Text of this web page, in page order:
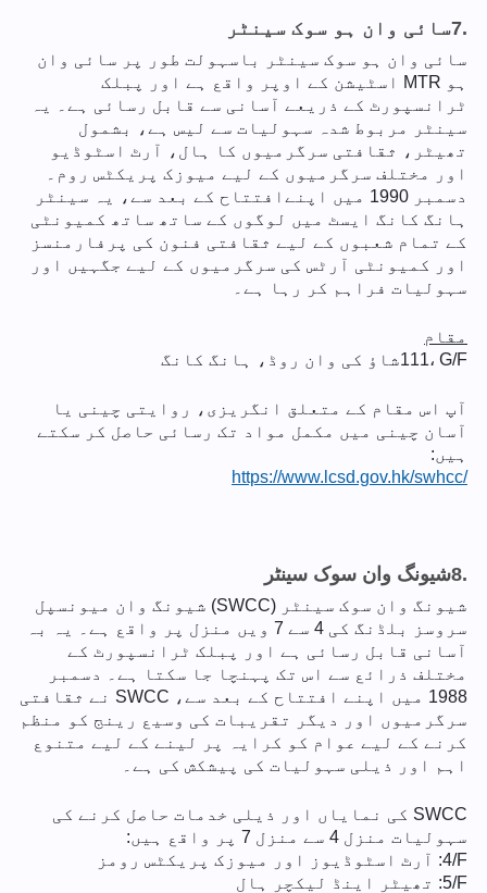
سائی وان ہو سوک سینٹر7.
سائی وان ہو سوک سینٹر باسہولت طور پر سائی وان
ہو MTR اسٹیشن کے اوپر واقع ہے اور پبلک
ٹرانسپورٹ کے ذریعے آسانی سے قابل رسائی ہے۔ یہ
سینٹر مربوط شدہ سہولیات سے لیس ہے، بشمول
تھیٹر، ثقافتی سرگرمیوں کا ہال، آرٹ اسٹوڈیو
اور مختلف سرگرمیوں کے لیے میوزک پریکٹس روم۔
دسمبر 1990 میں اپنےافتتاح کے بعد سے، یہ سینٹر
ہانگ کانگ ایسٹ میں لوگوں کے ساتھ ساتھ کمیونٹی
کے تمام شعبوں کے لیے ثقافتی فنون کی پرفارمنسز
اور کمیونٹی آرٹس کی سرگرمیوں کے لیے جگہیں اور
سہولیات فراہم کر رہا ہے۔
مقام
شاؤ کی وان روڈ، ہانگ کانگ111، G/F
آپ اس مقام کے متعلق انگریزی، روایتی چینی یا
آسان چینی میں مکمل مواد تک رسائی حاصل کر سکتے
ہیں:
https://www.lcsd.gov.hk/swhcc/
شیونگ وان سوک سینٹر8.
شیونگ وان سوک سینٹر (SWCC) شیونگ وان میونسپل
سروسز بلڈنگ کی 4 سے 7 ویں منزل پر واقع ہے۔ یہ بہ
آسانی قابل رسائی ہے اور پبلک ٹرانسپورٹ کے
مختلف ذرائع سے اس تک پہنچا جا سکتا ہے۔ دسمبر
1988 میں اپنے افتتاح کے بعد سے، SWCC نے ثقافتی
سرگرمیوں اور دیگر تقریبات کی وسیع رینج کو منظم
کرنے کے لیے عوام کو کرایہ پر لینے کے لیے متنوع
اہم اور ذیلی سہولیات کی پیشکش کی ہے۔
SWCC کی نمایاں اور ذیلی خدمات حاصل کرنے کی
سہولیات منزل 4 سے منزل 7 پر واقع ہیں:
: آرٹ اسٹوڈیوز اور میوزک پریکٹس رومز4/F
: تھیٹر اینڈ لیکچر ہال5/F